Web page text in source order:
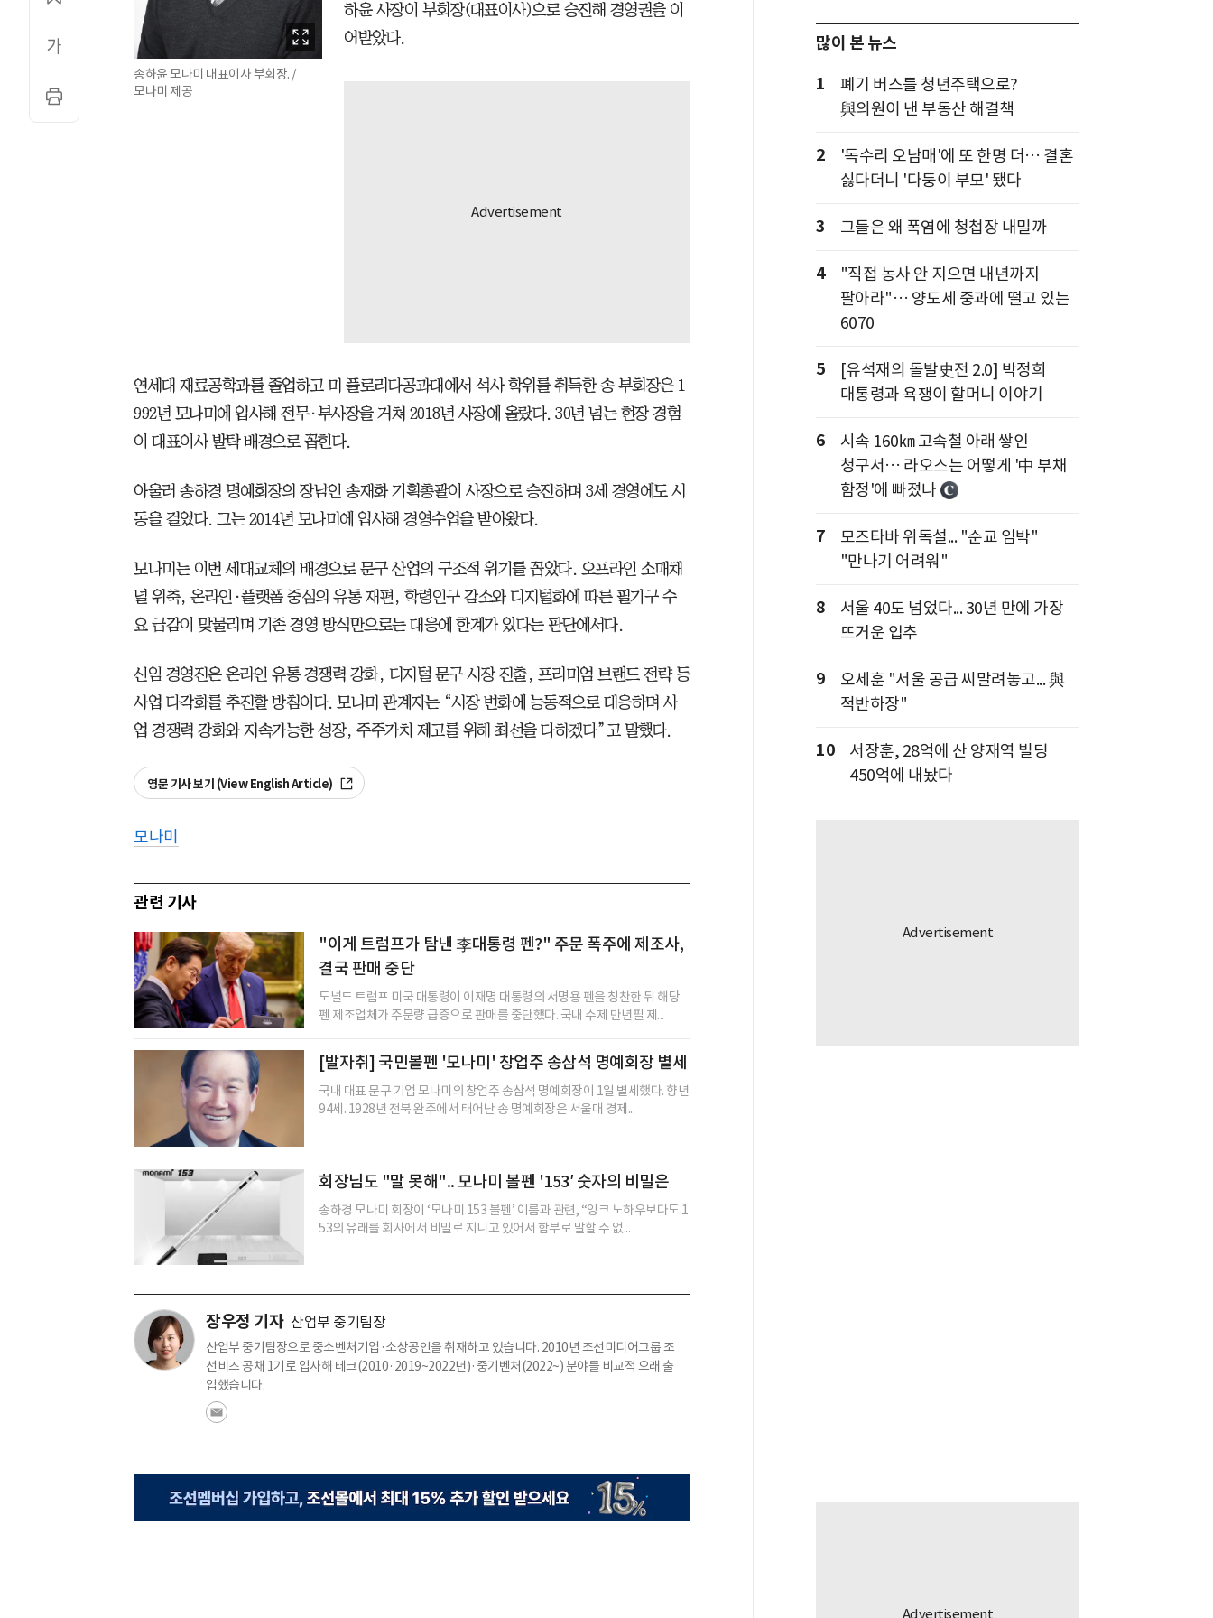
송하윤 모나미 대표이사 부회장. /
모나미 제공
하윤 사장이 부회장(대표이사)으로 승진해 경영권을 이
어받았다.
연세대 재료공학과를 졸업하고 미 플로리다공과대에서 석사 학위를 취득한 송 부회장은 1
992년 모나미에 입사해 전무·부사장을 거쳐 2018년 사장에 올랐다. 30년 넘는 현장 경험
이 대표이사 발탁 배경으로 꼽힌다.
아울러 송하경 명예회장의 장남인 송재화 기획총괄이 사장으로 승진하며 3세 경영에도 시
동을 걸었다. 그는 2014년 모나미에 입사해 경영수업을 받아왔다.
모나미는 이번 세대교체의 배경으로 문구 산업의 구조적 위기를 꼽았다. 오프라인 소매채
널 위축, 온라인·플랫폼 중심의 유통 재편, 학령인구 감소와 디지털화에 따른 필기구 수
요 급감이 맞물리며 기존 경영 방식만으로는 대응에 한계가 있다는 판단에서다.
신임 경영진은 온라인 유통 경쟁력 강화, 디지털 문구 시장 진출, 프리미엄 브랜드 전략 등
사업 다각화를 추진할 방침이다. 모나미 관계자는 “시장 변화에 능동적으로 대응하며 사
업 경쟁력 강화와 지속가능한 성장, 주주가치 제고를 위해 최선을 다하겠다”고 말했다.
영문 기사 보기 (View English Article)
모나미
관련 기사
"이게 트럼프가 탐낸 李대통령 펜?" 주문 폭주에 제조사,
결국 판매 중단
도널드 트럼프 미국 대통령이 이재명 대통령의 서명용 펜을 칭찬한 뒤 해당
펜 제조업체가 주문량 급증으로 판매를 중단했다. 국내 수제 만년필 제...
[발자취] 국민볼펜 '모나미' 창업주 송삼석 명예회장 별세
국내 대표 문구 기업 모나미의 창업주 송삼석 명예회장이 1일 별세했다. 향년
94세. 1928년 전북 완주에서 태어난 송 명예회장은 서울대 경제...
회장님도 "말 못해".. 모나미 볼펜 '153′ 숫자의 비밀은
송하경 모나미 회장이 ‘모나미 153 볼펜’ 이름과 관련, “잉크 노하우보다도 1
53의 유래를 회사에서 비밀로 지니고 있어서 함부로 말할 수 없...
장우정 기자 산업부 중기팀장
산업부 중기팀장으로 중소벤처기업·소상공인을 취재하고 있습니다. 2010년 조선미디어그룹 조
선비즈 공채 1기로 입사해 테크(2010·2019~2022년)·중기벤처(2022~) 분야를 비교적 오래 출
입했습니다.
많이 본 뉴스
1
폐기 버스를 청년주택으로?
與의원이 낸 부동산 해결책
2
'독수리 오남매'에 또 한명 더… 결혼
싫다더니 '다둥이 부모' 됐다
3 그들은 왜 폭염에 청첩장 내밀까
4
"직접 농사 안 지으면 내년까지
팔아라"… 양도세 중과에 떨고 있는
6070
5
[유석재의 돌발史전 2.0] 박정희
대통령과 욕쟁이 할머니 이야기
6
시속 160㎞ 고속철 아래 쌓인
청구서… 라오스는 어떻게 '中 부채
함정'에 빠졌나
7
모즈타바 위독설... "순교 임박"
"만나기 어려워"
8
서울 40도 넘었다... 30년 만에 가장
뜨거운 입추
9
오세훈 "서울 공급 씨말려놓고... 與
적반하장"
10
서장훈, 28억에 산 양재역 빌딩
450억에 내놨다